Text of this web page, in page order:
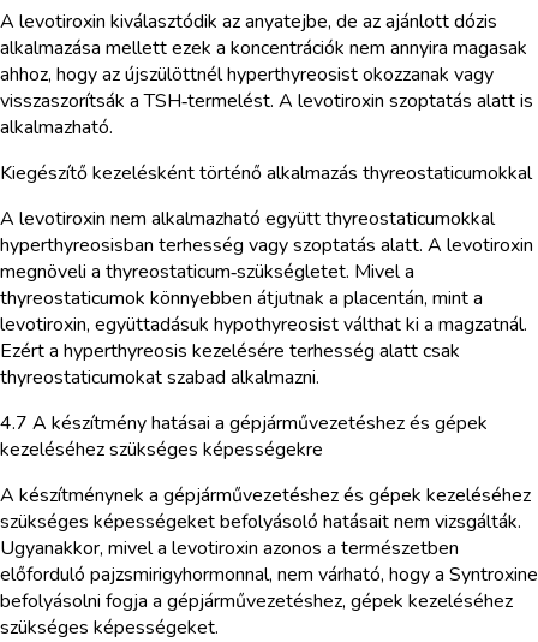
A levotiroxin kiválasztódik az anyatejbe, de az ajánlott dózis
alkalmazása mellett ezek a koncentrációk nem annyira magasak
ahhoz, hogy az újszülöttnél hyperthyreosist okozzanak vagy
visszaszorítsák a TSH‑termelést. A levotiroxin szoptatás alatt is
alkalmazható.
Kiegészítő kezelésként történő alkalmazás thyreostaticumokkal
A levotiroxin nem alkalmazható együtt thyreostaticumokkal
hyperthyreosisban terhesség vagy szoptatás alatt. A levotiroxin
megnöveli a thyreostaticum‑szükségletet. Mivel a
thyreostaticumok könnyebben átjutnak a placentán, mint a
levotiroxin, együttadásuk hypothyreosist válthat ki a magzatnál.
Ezért a hyperthyreosis kezelésére terhesség alatt csak
thyreostaticumokat szabad alkalmazni.
4.7 A készítmény hatásai a gépjárművezetéshez és gépek
kezeléséhez szükséges képességekre
A készítménynek a gépjárművezetéshez és gépek kezeléséhez
szükséges képességeket befolyásoló hatásait nem vizsgálták.
Ugyanakkor, mivel a levotiroxin azonos a természetben
előforduló pajzsmirigyhormonnal, nem várható, hogy a Syntroxine
befolyásolni fogja a gépjárművezetéshez, gépek kezeléséhez
szükséges képességeket.